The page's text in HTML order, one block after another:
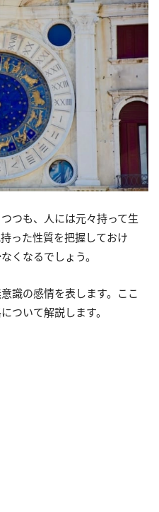
つも、人には元々持って生
った性質を把握しておけ
くなるでしょう。
識の感情を表します。ここ
ついて解説します。